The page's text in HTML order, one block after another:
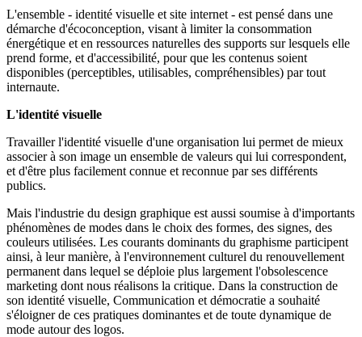
L'ensemble - identité visuelle et site internet - est pensé dans une
démarche d'écoconception, visant à limiter la consommation
énergétique et en ressources naturelles des supports sur lesquels elle
prend forme, et d'accessibilité, pour que les contenus soient
disponibles (perceptibles, utilisables, compréhensibles) par tout
internaute.
L'identité visuelle
Travailler l'identité visuelle d'une organisation lui permet de mieux
associer à son image un ensemble de valeurs qui lui correspondent,
et d'être plus facilement connue et reconnue par ses différents
publics.
Mais l'industrie du design graphique est aussi soumise à d'importants
phénomènes de modes dans le choix des formes, des signes, des
couleurs utilisées. Les courants dominants du graphisme participent
ainsi, à leur manière, à l'environnement culturel du renouvellement
permanent dans lequel se déploie plus largement l'obsolescence
marketing dont nous réalisons la critique. Dans la construction de
son identité visuelle, Communication et démocratie a souhaité
s'éloigner de ces pratiques dominantes et de toute dynamique de
mode autour des logos.